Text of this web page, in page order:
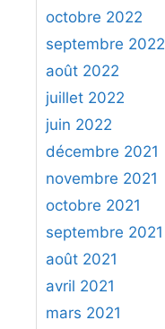
octobre 2022
septembre 2022
août 2022
juillet 2022
juin 2022
décembre 2021
novembre 2021
octobre 2021
septembre 2021
août 2021
avril 2021
mars 2021